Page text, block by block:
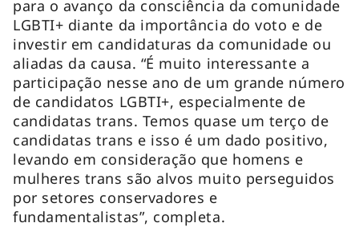
para o avanço da consciência da comunidade
LGBTI+ diante da importância do voto e de
investir em candidaturas da comunidade ou
aliadas da causa. “É muito interessante a
participação nesse ano de um grande número
de candidatos LGBTI+, especialmente de
candidatas trans. Temos quase um terço de
candidatas trans e isso é um dado positivo,
levando em consideração que homens e
mulheres trans são alvos muito perseguidos
por setores conservadores e
fundamentalistas”, completa.